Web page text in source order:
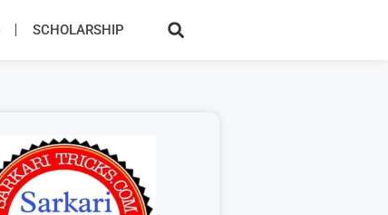
SCHOLARSHIP